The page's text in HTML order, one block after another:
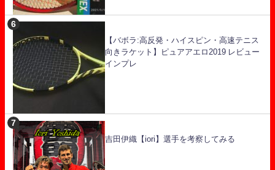
【バボラ:高反発・ハイスピン・高速テニス
向きラケット】ピュアアエロ2019 レビュー
インプレ
吉田伊織【iori】選手を考察してみる